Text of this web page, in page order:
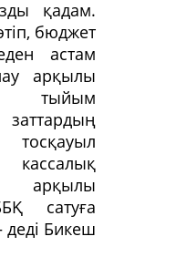
қадам.
бюджет
астам
арқылы
тыйым
сатуға
Бикеш